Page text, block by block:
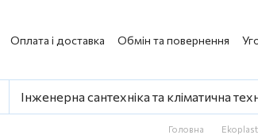
Оплата і доставка Обмін та повернення
Інженерна сантехніка та кліматична
Головна